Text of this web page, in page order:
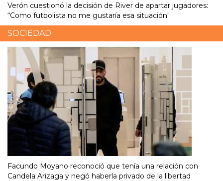
Verón cuestionó la decisión de River de apartar jugadores:
“Como futbolista no me gustaría esa situación"
SOCIEDAD
Facundo Moyano reconoció que tenía una relación con
Candela Arizaga y negó haberla privado de la libertad